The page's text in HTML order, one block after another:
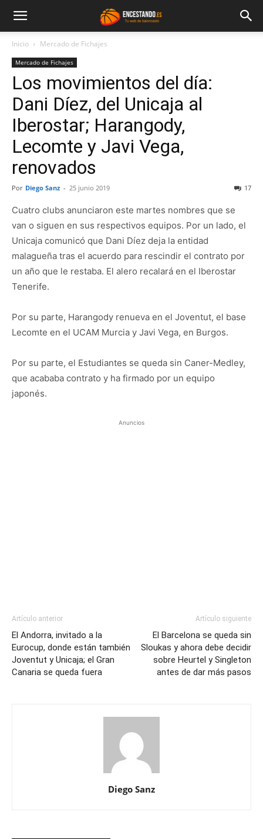
Inicio Mercado de Fichajes
Mercado de Fichajes
Los movimientos del día:
Dani Díez, del Unicaja al
Iberostar; Harangody,
Lecomte y Javi Vega,
renovados
Por Diego Sanz - 25 junio 2019 17
Cuatro clubs anunciaron este martes nombres que se
van o siguen en sus respectivos equipos. Por un lado, el
Unicaja comunicó que Dani Díez deja la entidad
malagueña tras el acuerdo para rescindir el contrato por
un año que le restaba. El alero recalará en el Iberostar
Tenerife.
Por su parte, Harangody renueva en el Joventut, el base
Lecomte en el UCAM Murcia y Javi Vega, en Burgos.
Por su parte, el Estudiantes se queda sin Caner-Medley,
que acababa contrato y ha firmado por un equipo
japonés.
Anuncios
Artículo anterior
El Andorra, invitado a la
Eurocup, donde están también
Joventut y Unicaja; el Gran
Canaria se queda fuera
Artículo siguiente
El Barcelona se queda sin
Sloukas y ahora debe decidir
sobre Heurtel y Singleton
antes de dar más pasos
Diego Sanz